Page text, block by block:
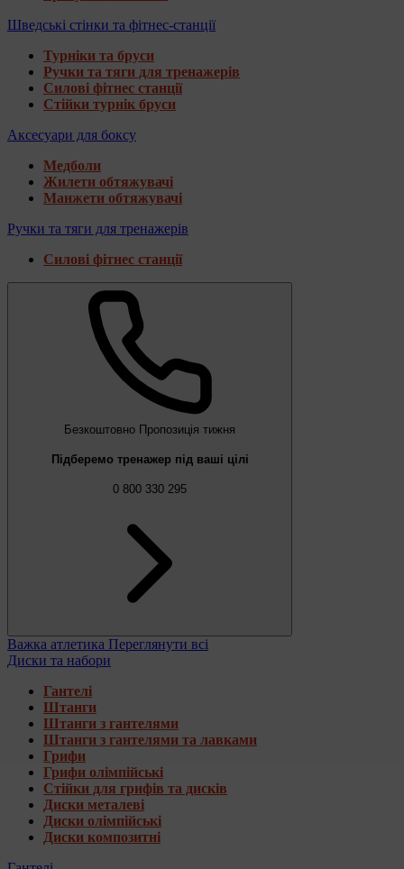
Шведські стінки та фітнес-станції
Турніки та бруси
Ручки та тяги для тренажерів
Силові фітнес станції
Стійки турнік бруси
Аксесуари для боксу
Медболи
Жилети обтяжувачі
Манжети обтяжувачі
Ручки та тяги для тренажерів
Силові фітнес станції
Безкоштовно Пропозиція тижня
Підберемо тренажер під ваші цілі
0 800 330 295
Важка атлетика Переглянути всі
Диски та набори
Гантелі
Штанги
Штанги з гантелями
Штанги з гантелями та лавками
Грифи
Грифи олімпійські
Стійки для грифів та дисків
Диски металеві
Диски олімпійські
Диски композитні